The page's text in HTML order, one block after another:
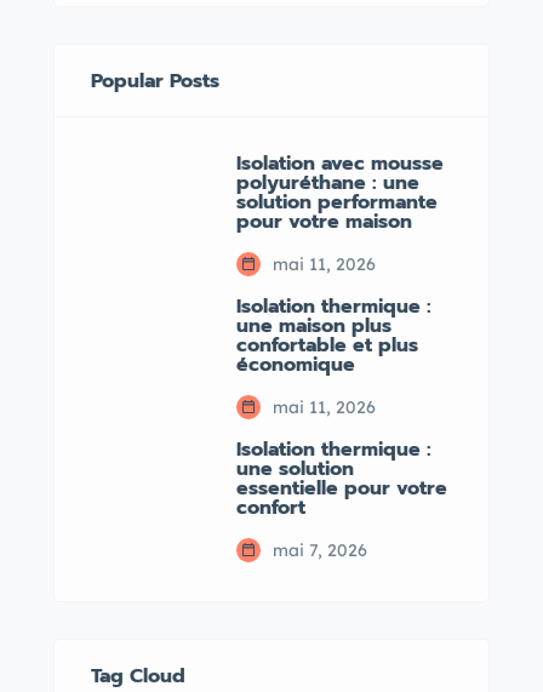
Popular Posts
Isolation avec mousse
polyuréthane : une
solution performante
pour votre maison
mai 11, 2026
Isolation thermique :
une maison plus
confortable et plus
économique
mai 11, 2026
Isolation thermique :
une solution
essentielle pour votre
confort
mai 7, 2026
Tag Cloud